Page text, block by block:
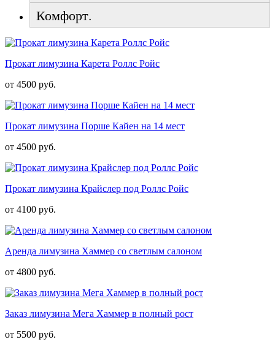
Комфорт.
Прокат лимузина Карета Роллс Ройс
от 4500 руб.
Прокат лимузина Порше Кайен на 14 мест
от 4500 руб.
Прокат лимузина Крайслер под Роллс Ройс
от 4100 руб.
Аренда лимузина Хаммер со светлым салоном
от 4800 руб.
Заказ лимузина Мега Хаммер в полный рост
от 5500 руб.